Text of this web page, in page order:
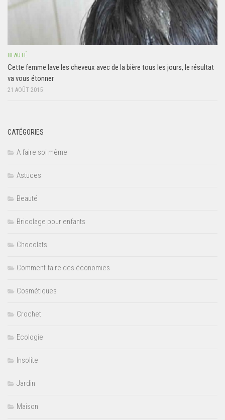
BEAUTÉ
Cette femme lave les cheveux avec de la bière tous les jours, le résultat
va vous étonner
21 AOÛT 2015
CATÉGORIES
A faire soi même
Astuces
Beauté
Bricolage pour enfants
Chocolats
Comment faire des économies
Cosmétiques
Crochet
Ecologie
Insolite
Jardin
Maison